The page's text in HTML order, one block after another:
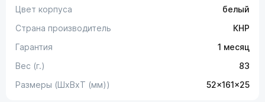
Цвет корпуса
белый
Страна производитель
КНР
Гарантия
1 месяц
Вес (г.)
83
Размеры (ШxВxТ (мм))
52x161x25